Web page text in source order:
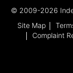
© 2009-2026
Site Map
Complaint